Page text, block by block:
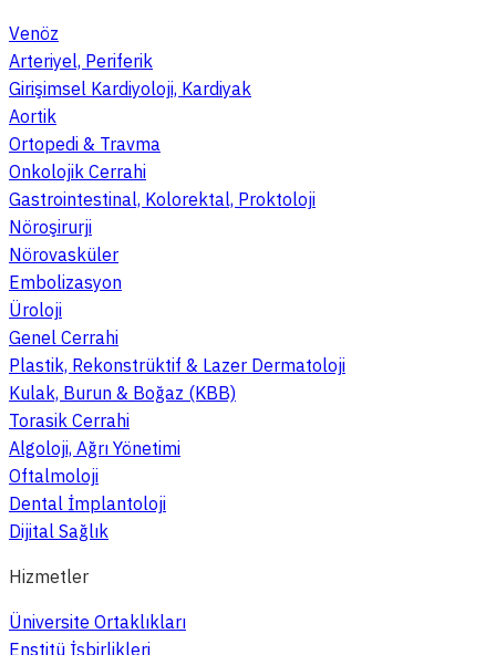
Venöz
Arteriyel, Periferik
Girişimsel Kardiyoloji, Kardiyak
Aortik
Ortopedi & Travma
Onkolojik Cerrahi
Gastrointestinal, Kolorektal, Proktoloji
Nöroşirurji
Nörovasküler
Embolizasyon
Üroloji
Genel Cerrahi
Plastik, Rekonstrüktif & Lazer Dermatoloji
Kulak, Burun & Boğaz (KBB)
Torasik Cerrahi
Algoloji, Ağrı Yönetimi
Oftalmoloji
Dental İmplantoloji
Dijital Sağlık
Hizmetler
Üniversite Ortaklıkları
Enstitü İşbirlikleri